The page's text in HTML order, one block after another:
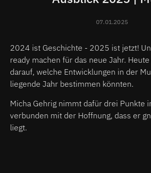
07.01.2025
2024 ist Geschichte - 2025 ist jetzt!
ready machen für das neue Jahr.
darauf, welche Entwicklungen in der
liegende Jahr bestimmen könnten.
Micha Gehrig nimmt dafür drei Punkte
verbunden mit der Hoffnung, dass er
liegt.